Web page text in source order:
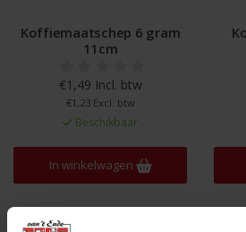
Koffiemaatschep 6 gram
11cm
€1,49 Incl. btw
€1,23 Excl. btw
Beschikbaar
In winkelwagen